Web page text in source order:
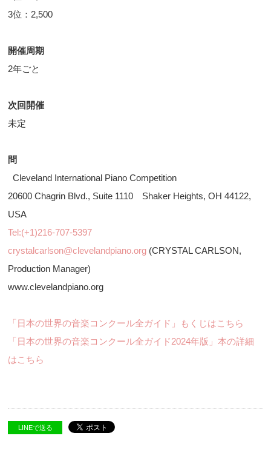
3位：2,500
開催周期
2年ごと
次回開催
未定
問
Cleveland International Piano Competition
20600 Chagrin Blvd., Suite 1110 Shaker Heights, OH 44122,
USA
Tel:(+1)216-707-5397
crystalcarlson@clevelandpiano.org (CRYSTAL CARLSON,
Production Manager)
www.clevelandpiano.org
「日本の世界の音楽コンクール全ガイド」もくじはこちら
「日本の世界の音楽コンクール全ガイド2024年版」本の詳細
はこちら
LINEで送る